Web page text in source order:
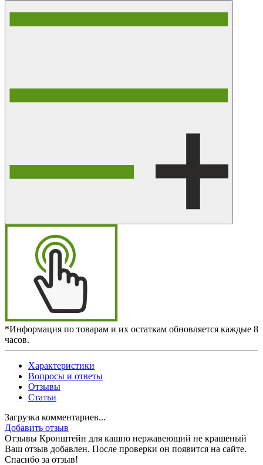
*Информация по товарам и их остаткам обновляется каждые 8
часов.
Характеристики
Вопросы и ответы
Отзывы
Статьи
Загрузка комментариев...
Добавить отзыв
Отзывы Кронштейн для кашпо нержавеющий не крашеный
Ваш отзыв добавлен. После проверки он появится на сайте.
Спасибо за отзыв!